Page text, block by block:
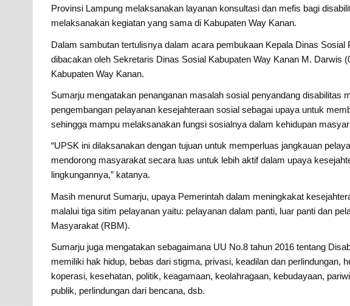
Provinsi Lampung melaksanakan layanan konsultasi dan mefis bagi
melaksanakan kegiatan yang sama di Kabupaten Way Kanan.
Dalam sambutan tertulisnya dalam acara pembukaan Kepala Dinas
dibacakan oleh Sekretaris Dinas Sosial Kabupaten Way Kanan M. Darwis
Kabupaten Way Kanan.
Sumarju mengatakan penanganan masalah sosial penyandang disabilitas
pengembangan pelayanan kesejahteraan sosial sebagai upaya untuk
sehingga mampu melaksanakan fungsi sosialnya dalam kehidupan
“UPSK ini dilaksanakan dengan tujuan untuk memperluas jangkauan
mendorong masyarakat secara luas untuk lebih aktif dalam upaya
lingkungannya,” katanya.
Masih menurut Sumarju, upaya Pemerintah dalam meningkakat
malalui tiga sitim pelayanan yaitu: pelayanan dalam panti, luar panti dan
Masyarakat (RBM).
Sumarju juga mengatakan sebagaimana UU No.8 tahun 2016 tentang
memiliki hak hidup, bebas dari stigma, privasi, keadilan dan perlindungan,
koperasi, kesehatan, politik, keagamaan, keolahragaan, kebudayaan,
publik, perlindungan dari bencana, dsb.